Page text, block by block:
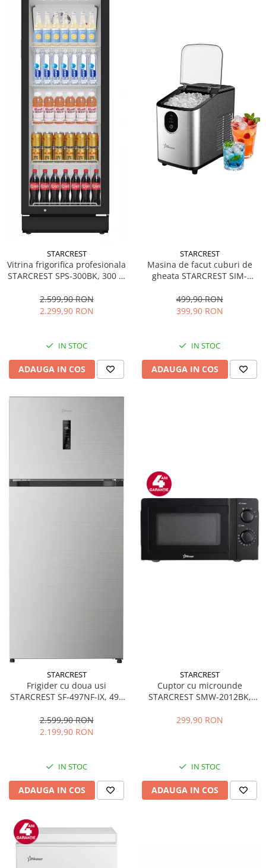
STARCREST
Vitrina frigorifica profesionala
STARCREST SPS-300BK, 300 L,
LED, H 169.5 cm, Negru
2.599,90 RON
2.299,90 RON
IN STOC
ADAUGA IN COS
STARCREST
Masina de facut cuburi de
gheata STARCREST SIM-
12Kg/24h, Cos gheata
detasabil, Rezervor apa 0.8 l,
499,90 RON
399,90 RON
IN STOC
ADAUGA IN COS
STARCREST
Frigider cu doua usi
STARCREST SF-497NF-IX, 497
Inverter, Clasa E, Display,
Functie super racire, Blocare
2.599,90 RON
2.199,90 RON
IN STOC
ADAUGA IN COS
STARCREST
Cuptor cu microunde
STARCREST SMW-2012BK,
mecanic, 6 Trepte de putere,
299,90 RON
IN STOC
ADAUGA IN COS